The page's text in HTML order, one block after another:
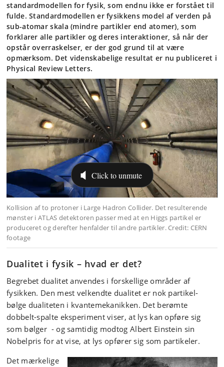
standardmodellen for fysik, som endnu ikke er forstået til
fulde. Standardmodellen er fysikkens model af verden på
sub-atomar skala (mindre partikler end atomer), som
forklarer alle partikler og deres interaktioner, så når der
opstår overraskelser, er der god grund til at være
opmærksom. Det videnskabelige resultat er nu publiceret i
Physical Review Letters.
Dualitet i fysik – hvad er det?
Begrebet dualitet anvendes i forskellige områder af
fysikken. Den mest velkendte dualitet er nok partikel-
bølge dualiteten i kvantemekanikken. Det berømte
dobbelt-spalte eksperiment viser, at lys kan opføre sig
som bølger - og samtidig modtog Albert Einstein sin
Nobelpris for at vise, at lys opfører sig som partikeler.
Det mærkelige